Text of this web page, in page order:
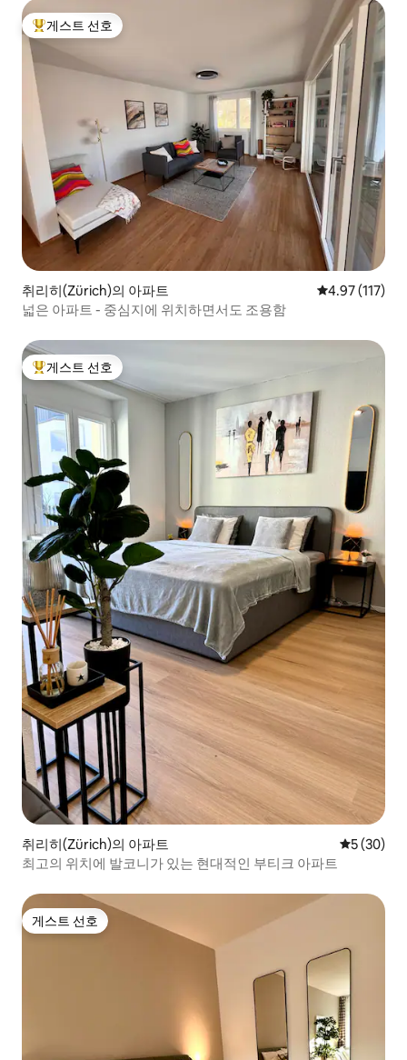
상위 게스트 선호
게스트 선호
취리히(Zürich)의 아파트 평점 4.97점(5
4.97 (117)
넓은 아파트 - 중심지에 위치하면서도 조용함
상위 게스트 선호
게스트 선호
취리히(Zürich)의 아파트 평점 5점(5
5 (30)
최고의 위치에 발코니가 있는 현대적인 부티크 아파트
게스트 선호
게스트 선호